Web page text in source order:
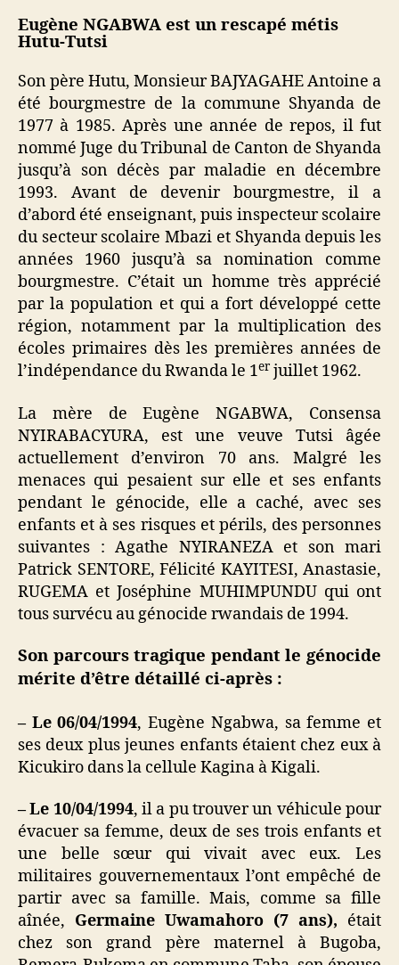
Eugène NGABWA est un rescapé métis
Hutu-Tutsi
Son père Hutu, Monsieur BAJYAGAHE Antoine a
été bourgmestre de la commune Shyanda de
1977 à 1985. Après une année de repos, il fut
nommé Juge du Tribunal de Canton de Shyanda
jusqu’à son décès par maladie en décembre
1993. Avant de devenir bourgmestre, il a
d’abord été enseignant, puis inspecteur scolaire
du secteur scolaire Mbazi et Shyanda depuis les
années 1960 jusqu’à sa nomination comme
bourgmestre. C’était un homme très apprécié
par la population et qui a fort développé cette
région, notamment par la multiplication des
écoles primaires dès les premières années de
l’indépendance du Rwanda le 1er juillet 1962.
La mère de Eugène NGABWA, Consensa
NYIRABACYURA, est une veuve Tutsi âgée
actuellement d’environ 70 ans. Malgré les
menaces qui pesaient sur elle et ses enfants
pendant le génocide, elle a caché, avec ses
enfants et à ses risques et périls, des personnes
suivantes : Agathe NYIRANEZA et son mari
Patrick SENTORE, Félicité KAYITESI, Anastasie,
RUGEMA et Joséphine MUHIMPUNDU qui ont
tous survécu au génocide rwandais de 1994.
Son parcours tragique pendant le génocide
mérite d’être détaillé ci-après :
– Le 06/04/1994, Eugène Ngabwa, sa femme et
ses deux plus jeunes enfants étaient chez eux à
Kicukiro dans la cellule Kagina à Kigali.
– Le 10/04/1994, il a pu trouver un véhicule pour
évacuer sa femme, deux de ses trois enfants et
une belle sœur qui vivait avec eux. Les
militaires gouvernementaux l’ont empêché de
partir avec sa famille. Mais, comme sa fille
aînée, Germaine Uwamahoro (7 ans), était
chez son grand père maternel à Bugoba,